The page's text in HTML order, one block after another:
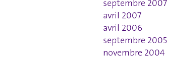
septembre 2007
avril 2007
avril 2006
septembre 2005
novembre 2004